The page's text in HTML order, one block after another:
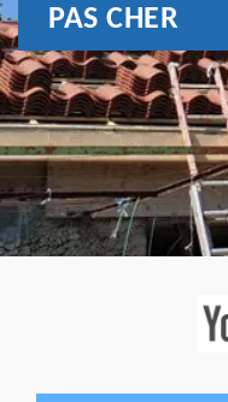
PAS CHER